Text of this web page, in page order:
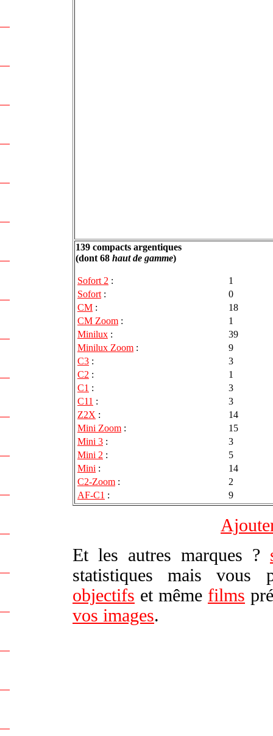
139 compacts argentiques
(dont 68 haut de gamme)
Sofort 2 :
1
Sofort :
0
CM :
18
CM Zoom :
1
Minilux :
39
Minilux Zoom :
9
C3 :
3
C2 :
1
C1 :
3
C11 :
3
Z2X :
14
Mini Zoom :
15
Mini 3 :
3
Mini 2 :
5
Mini :
14
C2-Zoom :
2
AF-C1 : 9
Et les autres marques ?
statistiques mais vous
objectifs et même films
vos images.